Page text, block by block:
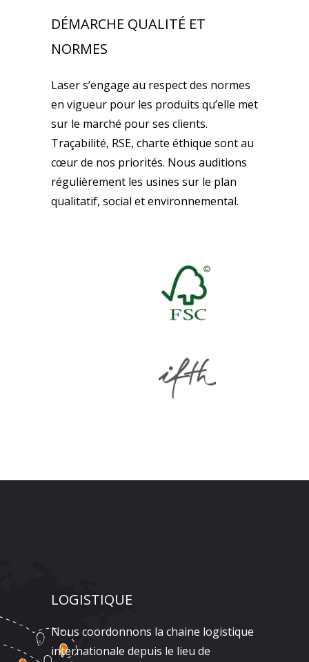
DÉMARCHE QUALITÉ ET
NORMES
Laser s’engage au respect des normes
en vigueur pour les produits qu’elle met
sur le marché pour ses clients.
Traçabilité, RSE, charte éthique sont au
cœur de nos priorités. Nous auditions
régulièrement les usines sur le plan
qualitatif, social et environnemental.
LOGISTIQUE
Nous coordonnons la chaine logistique
internationale depuis le lieu de